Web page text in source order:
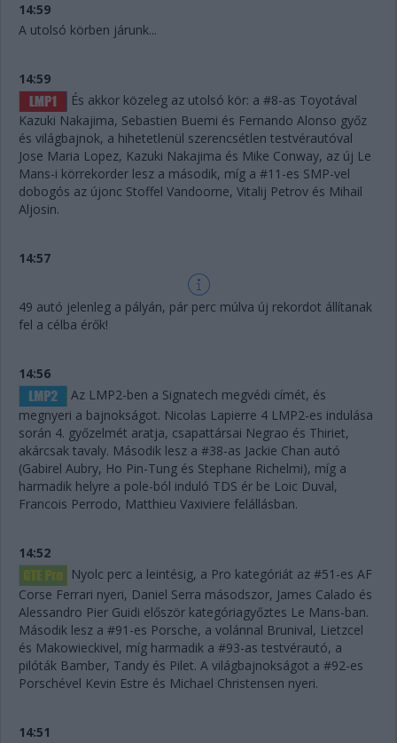
14:59
A utolsó körben járunk...
14:59
És akkor közeleg az utolsó kör: a #8-as Toyotával
Kazuki Nakajima, Sebastien Buemi és Fernando Alonso győz
és világbajnok, a hihetetlenül szerencsétlen testvérautóval
Jose Maria Lopez, Kazuki Nakajima és Mike Conway, az új Le
Mans-i körrekorder lesz a második, míg a #11-es SMP-vel
dobogós az újonc Stoffel Vandoorne, Vitalij Petrov és Mihail
Aljosin.
14:57
49 autó jelenleg a pályán, pár perc múlva új rekordot állítanak
fel a célba érők!
14:56
Az LMP2-ben a Signatech megvédi címét, és
megnyeri a bajnokságot. Nicolas Lapierre 4 LMP2-es indulása
során 4. győzelmét aratja, csapattársai Negrao és Thiriet,
akárcsak tavaly. Második lesz a #38-as Jackie Chan autó
(Gabirel Aubry, Ho Pin-Tung és Stephane Richelmi), míg a
harmadik helyre a pole-ból induló TDS ér be Loic Duval,
Francois Perrodo, Matthieu Vaxiviere felállásban.
14:52
Nyolc perc a leintésig, a Pro kategóriát az #51-es AF
Corse Ferrari nyeri, Daniel Serra másodszor, James Calado és
Alessandro Pier Guidi először kategóriagyőztes Le Mans-ban.
Második lesz a #91-es Porsche, a volánnal Brunival, Lietzcel
és Makowieckivel, míg harmadik a #93-as testvérautó, a
pilóták Bamber, Tandy és Pilet. A világbajnokságot a #92-es
Porschével Kevin Estre és Michael Christensen nyeri.
14:51